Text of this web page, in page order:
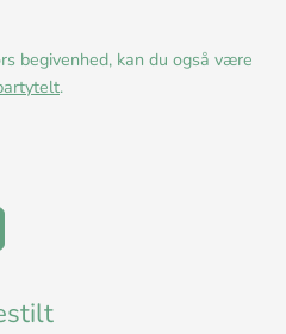
begivenhed, kan du også være
.